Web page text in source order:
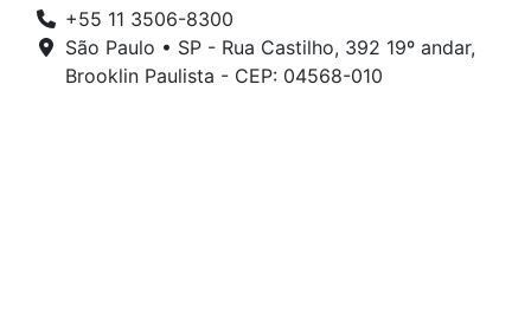
+55 11 3506-8300
São Paulo • SP - Rua Castilho, 392 19º andar,
Brooklin Paulista - CEP: 04568-010